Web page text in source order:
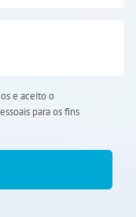
e aceito o
para os fins